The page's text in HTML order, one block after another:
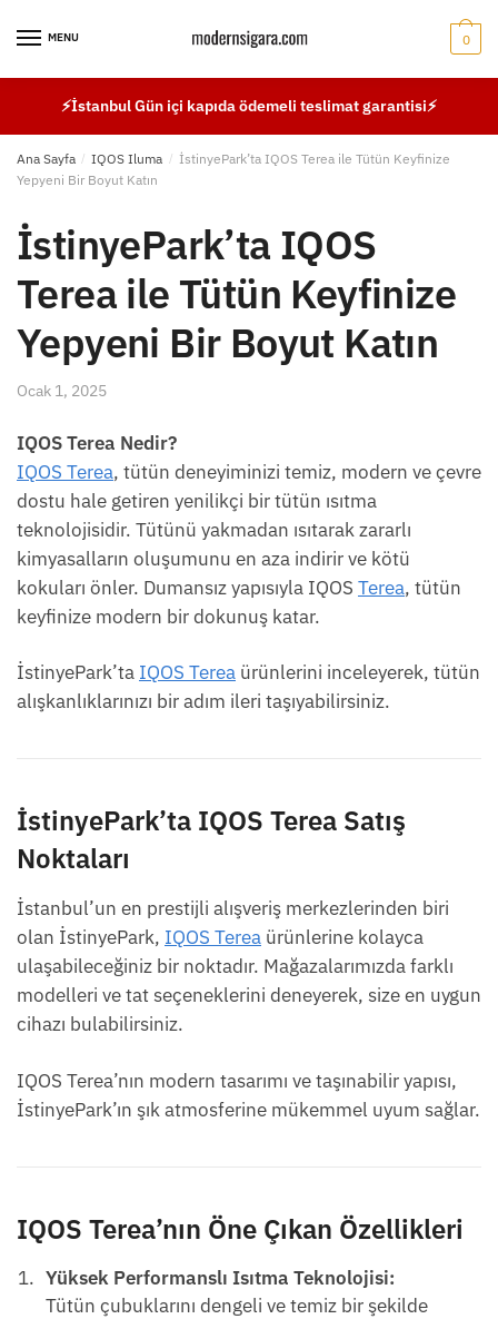
MENU 0
⚡İstanbul Gün içi kapıda ödemeli teslimat garantisi⚡
Ana Sayfa / IQOS Iluma / İstinyePark’ta IQOS Terea ile Tütün Keyfinize
Yepyeni Bir Boyut Katın
İstinyePark’ta IQOS
Terea ile Tütün Keyfinize
Yepyeni Bir Boyut Katın
Ocak 1, 2025
IQOS Terea Nedir?
IQOS Terea, tütün deneyiminizi temiz, modern ve çevre
dostu hale getiren yenilikçi bir tütün ısıtma
teknolojisidir. Tütünü yakmadan ısıtarak zararlı
kimyasalların oluşumunu en aza indirir ve kötü
kokuları önler. Dumansız yapısıyla IQOS Terea, tütün
keyfinize modern bir dokunuş katar.
İstinyePark’ta IQOS Terea ürünlerini inceleyerek, tütün
alışkanlıklarınızı bir adım ileri taşıyabilirsiniz.
İstinyePark’ta IQOS Terea Satış
Noktaları
İstanbul’un en prestijli alışveriş merkezlerinden biri
olan İstinyePark, IQOS Terea ürünlerine kolayca
ulaşabileceğiniz bir noktadır. Mağazalarımızda farklı
modelleri ve tat seçeneklerini deneyerek, size en uygun
cihazı bulabilirsiniz.
IQOS Terea’nın modern tasarımı ve taşınabilir yapısı,
İstinyePark’ın şık atmosferine mükemmel uyum sağlar.
IQOS Terea’nın Öne Çıkan Özellikleri
Yüksek Performanslı Isıtma Teknolojisi:
Tütün çubuklarını dengeli ve temiz bir şekilde